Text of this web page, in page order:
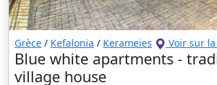
Grèce / Kefalonia / Kerameies Voir sur
Blue white apartments -
village house